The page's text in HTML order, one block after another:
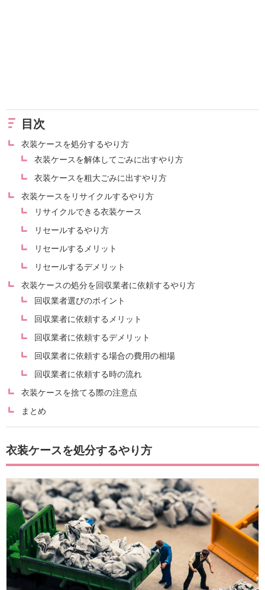
目次
衣装ケースを処分するやり方
衣装ケースを解体してごみに出すやり方
衣装ケースを粗大ごみに出すやり方
衣装ケースをリサイクルするやり方
リサイクルできる衣装ケース
リセールするやり方
リセールするメリット
リセールするデメリット
衣装ケースの処分を回収業者に依頼するやり方
回収業者選びのポイント
回収業者に依頼するメリット
回収業者に依頼するデメリット
回収業者に依頼する場合の費用の相場
回収業者に依頼する時の流れ
衣装ケースを捨てる際の注意点
まとめ
衣装ケースを処分するやり方